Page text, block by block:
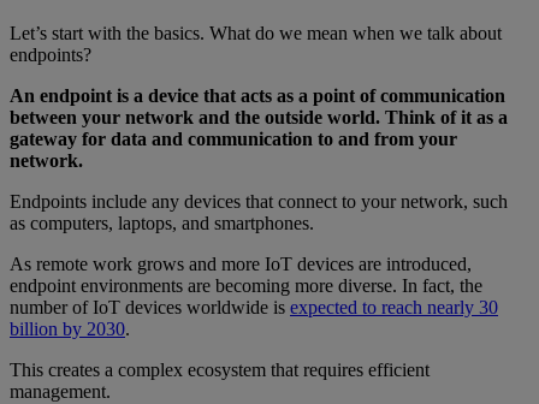
Let’s start with the basics. What do we mean when we talk about
endpoints?
An endpoint is a device that acts as a point of communication
between your network and the outside world. Think of it as a
gateway for data and communication to and from your
network.
Endpoints include any devices that connect to your network, such
as computers, laptops, and smartphones.
As remote work grows and more IoT devices are introduced,
endpoint environments are becoming more diverse. In fact, the
number of IoT devices worldwide is expected to reach nearly 30
billion by 2030.
This creates a complex ecosystem that requires efficient
management.